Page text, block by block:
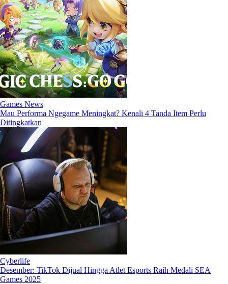
Games News
Mau Performa Ngegame Meningkat? Kenali 4 Tanda Item Perlu
Ditingkatkan
Cyberlife
Desember: TikTok Dijual Hingga Atlet Esports Raih Medali SEA
Games 2025